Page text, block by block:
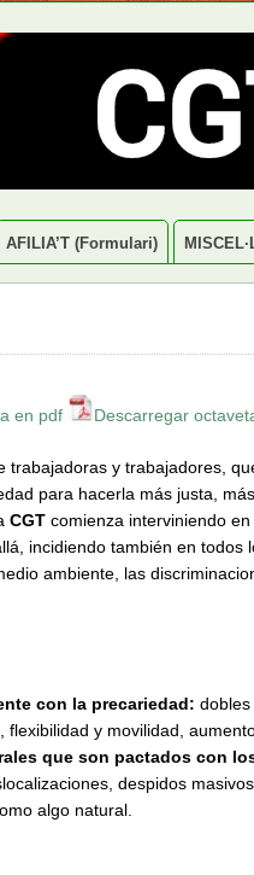
AFILIA’T (formulari)
en pdf Descarregar
trabajadoras y trabajadores,
para hacerla más justa, más
CGT comienza interviniendo en
incidiendo también en todos
ambiente, las
con la precariedad: dobles
y movilidad,
que son pactados con
despidos
algo natural.